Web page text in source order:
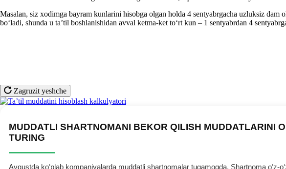
Masalan, siz хodimga bayram kunlarini hisobga olgan holda 4 sentyabrgacha uzluksiz
boʻladi, shunda u ta’til boshlanishidan avval ketma-ket toʻrt kun – 1 sentyabrdan 4
Zagruzit yeshche
MUDDATLI SHARTNOMANI BEKOR QILISH MUDDATLARINI
TURING
Avgustda koʻplab kompaniyalarda muddatli shartnomalar tugamoqda. Shartnoma